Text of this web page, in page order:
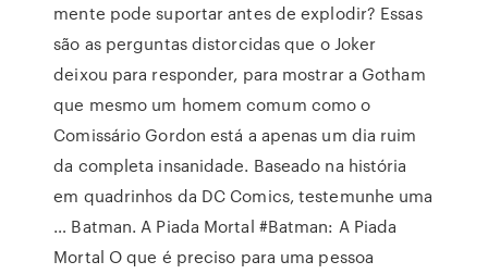
mente pode suportar antes de explodir? Essas
são as perguntas distorcidas que o Joker
deixou para responder, para mostrar a Gotham
que mesmo um homem comum como o
Comissário Gordon está a apenas um dia ruim
da completa insanidade. Baseado na história
em quadrinhos da DC Comics, testemunhe uma
… Batman. A Piada Mortal #Batman: A Piada
Mortal O que é preciso para uma pessoa